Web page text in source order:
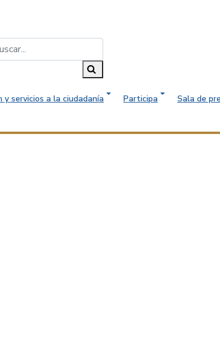
y servicios a la ciudadanía Participa
Sala de